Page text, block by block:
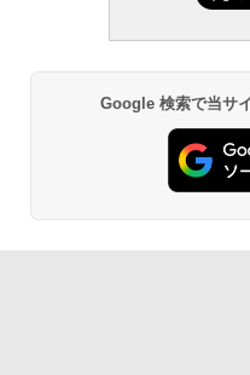
Google 検索で当サ